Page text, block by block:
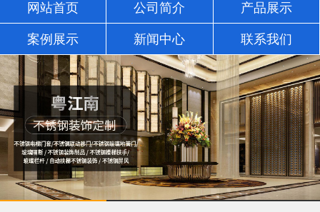
网站首页 公司简介 产品展示
案例展示 新闻中心 联系我们